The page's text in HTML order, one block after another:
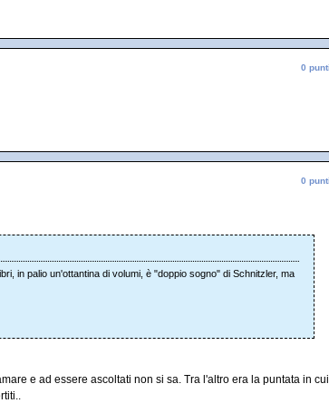
0 punti
0 punti
in palio un'ottantina di volumi, è "doppio sogno" di Schnitzler, ma
e ad essere ascoltati non si sa. Tra l'altro era la puntata in cui